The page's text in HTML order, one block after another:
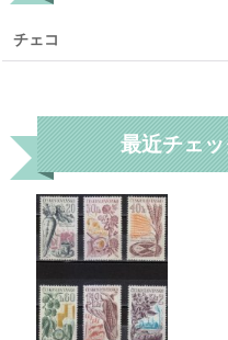
チェコ
最近チェ